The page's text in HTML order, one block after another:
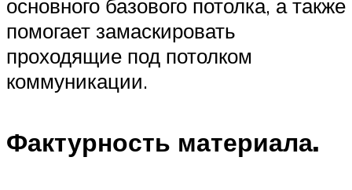
основного базового потолка, а также
помогает замаскировать
проходящие под потолком
коммуникации.
Фактурность материала.